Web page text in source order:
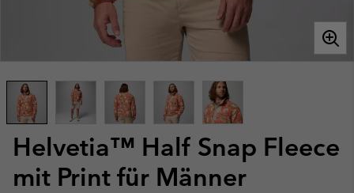
Helvetia™ Half Snap Fleece
mit Print für Männer